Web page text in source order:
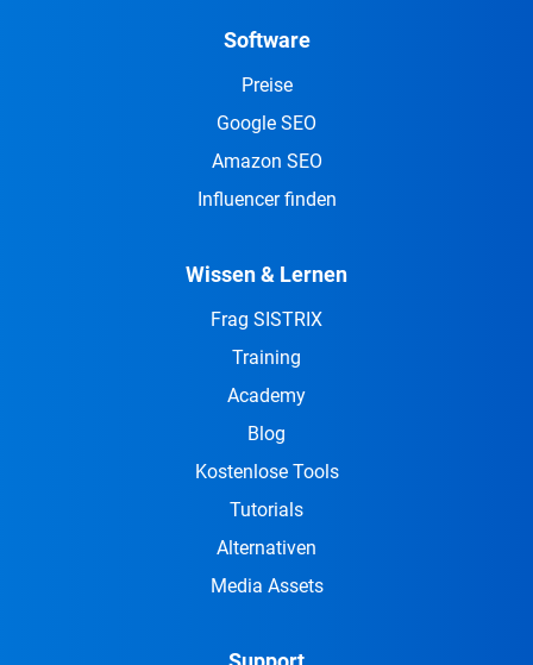
Software
Preise
Google SEO
Amazon SEO
Influencer finden
Wissen & Lernen
Frag SISTRIX
Training
Academy
Blog
Kostenlose Tools
Tutorials
Alternativen
Media Assets